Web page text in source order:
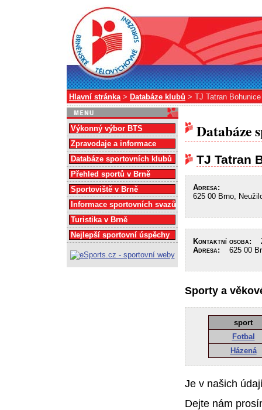
Hlavní stránka> Databáze klubů > TJ Tatran Bohunice
Databáze
TJ Tatran
Adresa:
625 00 Brno,
Kontaktní osoba:
Adresa: 625 00
Sporty a
sport
Fotbal
Házená
Je v našich
Dejte nám
Výkonný výbor BTS
Zpravodaje a informace
Databáze sportovních klubů
Přehled sportů v Brně
Sportoviště v Brně
Informace sportovních svazů
Turistika v Brně
Nejlepší sportovní úspěchy